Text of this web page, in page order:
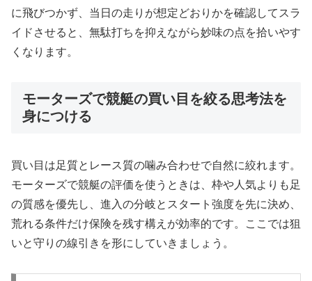
に飛びつかず、当日の走りが想定どおりかを確認してスラ
イドさせると、無駄打ちを抑えながら妙味の点を拾いやす
くなります。
モーターズで競艇の買い目を絞る思考法を
身につける
買い目は足質とレース質の噛み合わせで自然に絞れます。
モーターズで競艇の評価を使うときは、枠や人気よりも足
の質感を優先し、進入の分岐とスタート強度を先に決め、
荒れる条件だけ保険を残す構えが効率的です。ここでは狙
いと守りの線引きを形にしていきましょう。